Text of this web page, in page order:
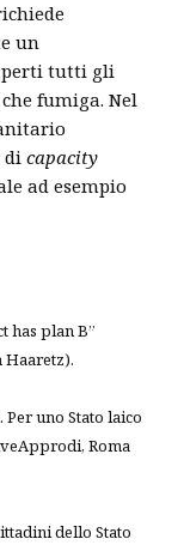
un
tutti gli
fumiga. Nel
dicapacity
ad esempio
plan B”
Haaretz).
Per uno Stato laico
Roma
dello Stato